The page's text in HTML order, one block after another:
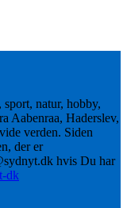
natur, hobby,
Aabenraa, Haderslev,
verden. Siden
der er
hvis Du har
dk